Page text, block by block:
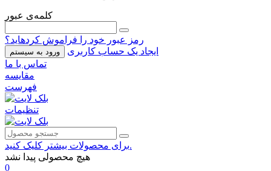
کلمه‌ی عبور
رمز عبور خود را فراموش کردهاید؟
ورود به سیستم
ایجاد یک حساب کاربری
تماس با ما
مقایسه
فهرست
تنظیمات
برای محصولات بیشتر کلیک کنید.
هیچ محصولی پیدا نشد
0